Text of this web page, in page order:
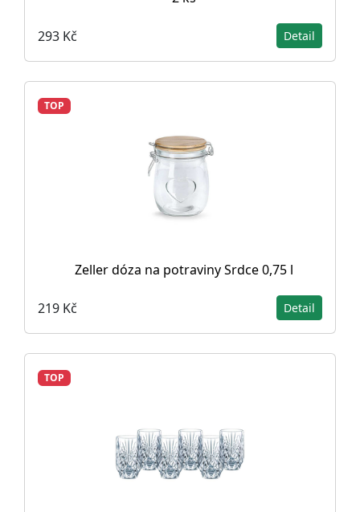
293 Kč Detail
TOP
Zeller dóza na potraviny Srdce 0,75 l
219 Kč Detail
TOP